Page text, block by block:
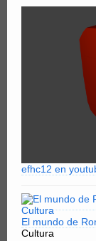
efhc12 en
El mundo de
Cultura